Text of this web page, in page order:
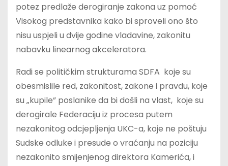
potez predlaže derogiranje zakona uz pomoć
Visokog predstavnika kako bi sproveli ono što
nisu uspjeli u dvije godine vladavine, zakonitu
nabavku linearnog akceleratora.
Radi se političkim strukturama SDFA koje su
obesmislile red, zakonitost, zakone i pravdu, koje
su „kupile” poslanike da bi došli na vlast, koje su
derogirale Federaciju iz procesa putem
nezakonitog odcjepljenja UKC-a, koje ne poštuju
Sudske odluke i presude o vraćanju na poziciju
nezakonito smijenjenog direktora Kamerića, i